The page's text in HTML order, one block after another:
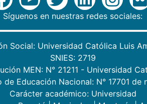
Síguenos en nuestras redes sociales:
Social: Universidad Católica Luis
SNIES: 2719
MEN: N° 21211 - Universidad
de Educación Nacional: N° 17701 de
Carácter académico: Universidad